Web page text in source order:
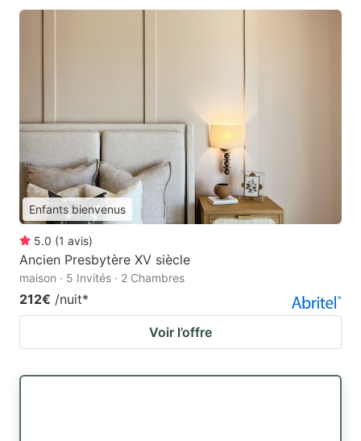
Enfants bienvenus
5.0 (1 avis)
Ancien Presbytère XV siècle
maison · 5 Invités · 2 Chambres
212€ /nuit*
Voir l’offre